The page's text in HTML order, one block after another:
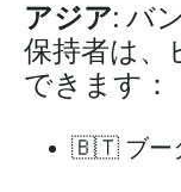
アジア: バ
保持者は、
できます：
🇧🇹 ブー